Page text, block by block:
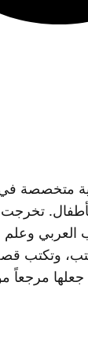
متخصصة في
وتكتب
جعلها مرجعاً